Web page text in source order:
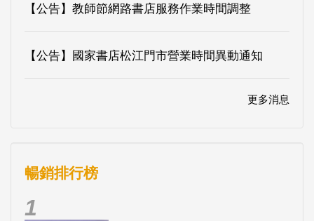
【公告】教師節網路書店服務作業時間調整
【公告】國家書店松江門市營業時間異動通知
更多消息
暢銷排行榜
1